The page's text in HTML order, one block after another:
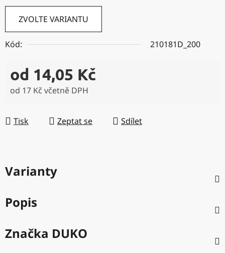
ZVOLTE VARIANTU
Kód: 210181D_200
od 14,05 Kč
od 17 Kč včetně DPH
Tisk
Zeptat se Sdílet
Varianty
Popis
Značka DUKO